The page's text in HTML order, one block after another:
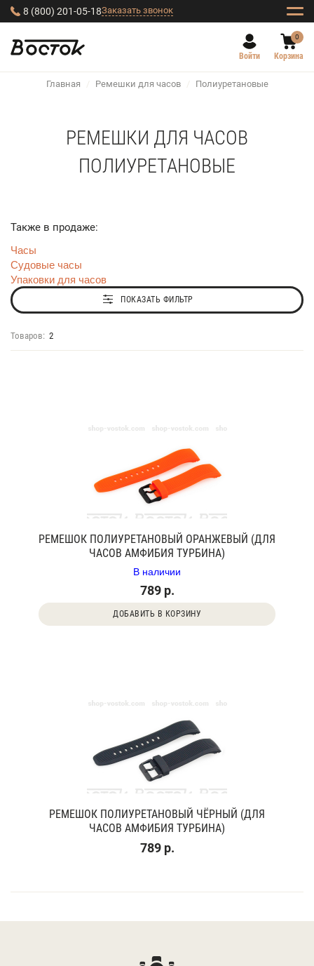
8 (800) 201-05-18Заказать звонок
Войти
0
Корзина
Главная / Ремешки для часов / Полиуретановые
РЕМЕШКИ ДЛЯ ЧАСОВ
ПОЛИУРЕТАНОВЫЕ
Также в продаже:
Часы
Судовые часы
Упаковки для часов
ПОКАЗАТЬ ФИЛЬТР
Товаров: 2
РЕМЕШОК ПОЛИУРЕТАНОВЫЙ ОРАНЖЕВЫЙ (ДЛЯ
ЧАСОВ АМФИБИЯ ТУРБИНА)
В наличии
789 р.
ДОБАВИТЬ В КОРЗИНУ
РЕМЕШОК ПОЛИУРЕТАНОВЫЙ ЧЁРНЫЙ (ДЛЯ
ЧАСОВ АМФИБИЯ ТУРБИНА)
789 р.